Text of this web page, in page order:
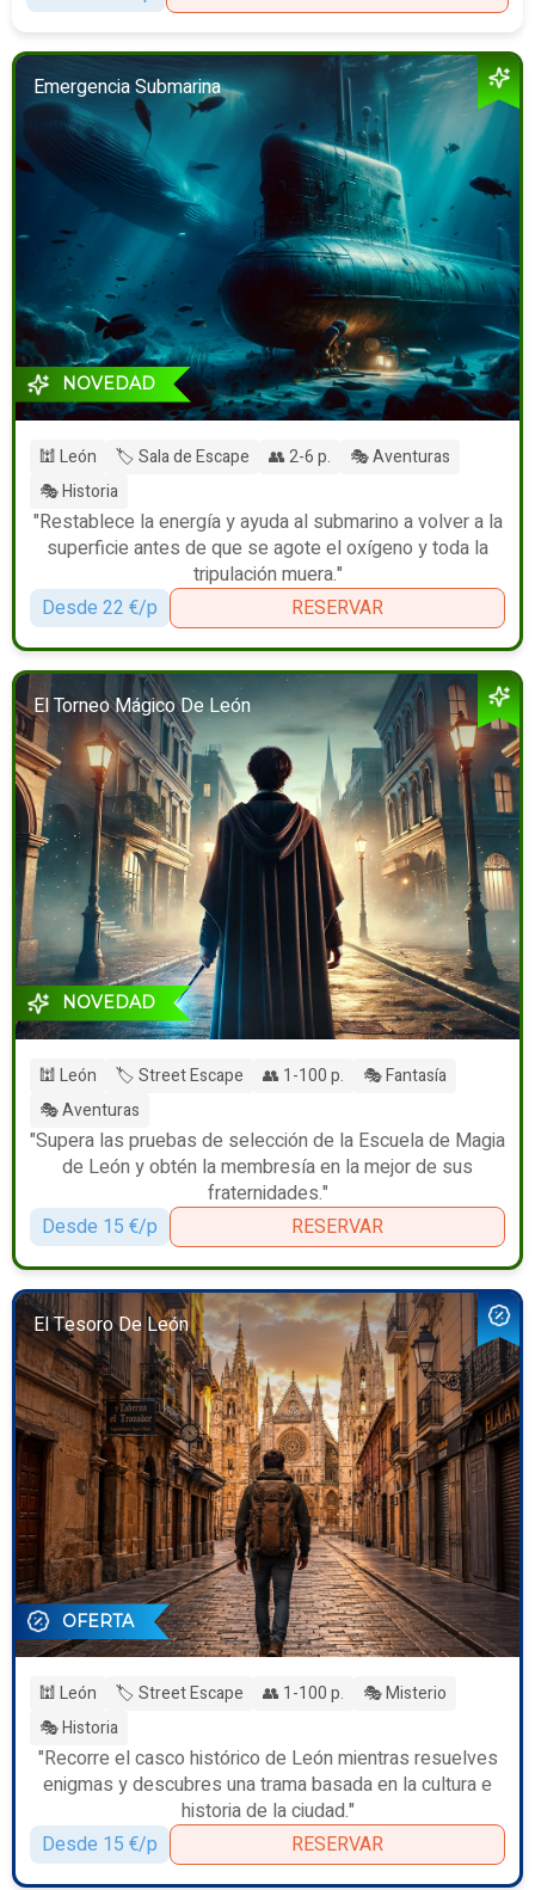
Emergencia Submarina
NOVEDAD
🕍 León 🏷️ Sala de Escape 👥 2-6 p.
🎭 Aventuras
🎭 Historia
"Restablece la energía y ayuda al submarino a volver a la
superficie antes de que se agote el oxígeno y toda la
tripulación muera."
Desde 22 €/p
RESERVAR
El Torneo Mágico De León
NOVEDAD
🕍 León 🏷️ Street Escape 👥 1-100 p.
🎭 Fantasía
🎭 Aventuras
"Supera las pruebas de selección de la Escuela de Magia
de León y obtén la membresía en la mejor de sus
fraternidades."
Desde 15 €/p
RESERVAR
El Tesoro De León
OFERTA
🕍 León 🏷️ Street Escape 👥 1-100 p.
🎭 Misterio
🎭 Historia
"Recorre el casco histórico de León mientras resuelves
enigmas y descubres una trama basada en la cultura e
historia de la ciudad."
Desde 15 €/p
RESERVAR